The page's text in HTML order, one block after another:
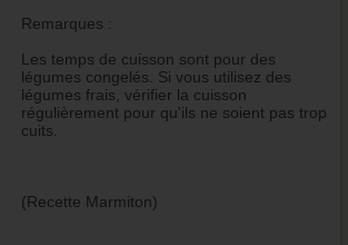
Remarques :
Les temps de cuisson sont pour des
légumes congelés. Si vous utilisez des
légumes frais, vérifier la cuisson
régulièrement pour qu'ils ne soient pas trop
cuits.
(Recette Marmiton)